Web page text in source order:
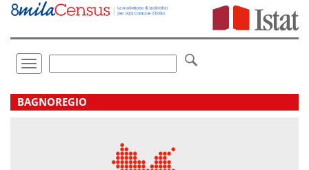
Vai
direttamente
Toggle
navigation
.
BAGNOREGIO